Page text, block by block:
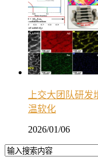
上交大团队研
温软化
2026/01/06